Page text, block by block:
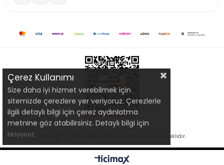
Copyright © 2020 yetkikitap.com Bütün Hakları Saklıdır.
Çerez Kullanımı
Size daha iyi hizmet verebilmek için
sitemizde çerezlere yer veriyoruz. Çerezlerle
ilgili detaylı bilgi için çerez aydınlatma
metnine göz atabilirsiniz. Detaylı bilgi için
tıklayınız.